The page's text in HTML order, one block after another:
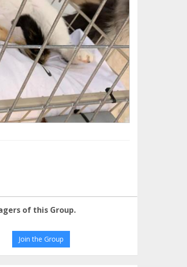
of this Group.
Join the Group